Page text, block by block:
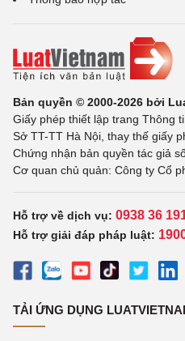
Bản quyền © 2000-2026 bởi
Giấy phép thiết lập trang Thông
Sở TT-TT Hà Nội, thay thế giấy
Chứng nhận bản quyền tác giả
Cơ quan chủ quản: Công ty Cổ
Hỗ trợ về dịch vụ: 0938 36
Hỗ trợ giải đáp pháp luật:
TẢI ỨNG DỤNG